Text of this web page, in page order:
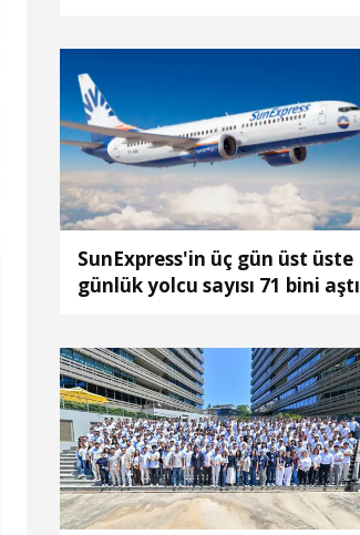
SunExpress'in üç gün üst üste
günlük yolcu sayısı 71 bini aştı